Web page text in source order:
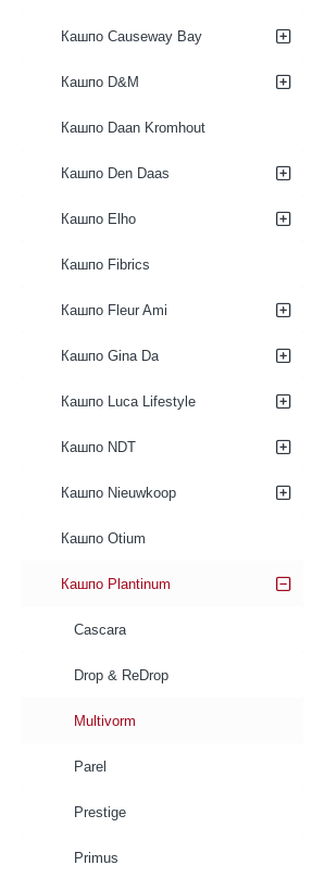
Кашпо Causeway Bay
Кашпо D&M
Кашпо Daan Kromhout
Кашпо Den Daas
Кашпо Elho
Кашпо Fibrics
Кашпо Fleur Ami
Кашпо Gina Da
Кашпо Luca Lifestyle
Кашпо NDT
Кашпо Nieuwkoop
Кашпо Otium
Кашпо Plantinum
Cascara
Drop & ReDrop
Multivorm
Parel
Prestige
Primus